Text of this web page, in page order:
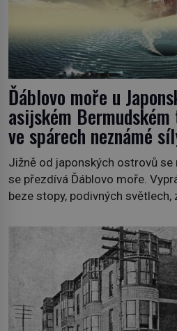
Ďáblovo moře u
asijském
ve spárech neznámé
Jižně od japonských ostrovů se
se přezdívá Ďáblovo moře.
beze stopy, podivných světlech,
dávných legendách. Je
skutečně prokletým místem,
nebezpečná příroda proměnila
nejpůsobivějších námořních